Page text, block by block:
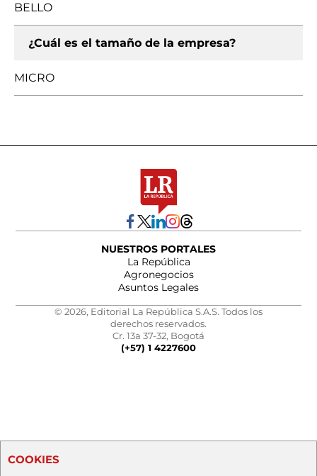
BELLO
¿Cuál es el tamaño de la empresa?
MICRO
NUESTROS PORTALES
La República
Agronegocios
Asuntos Legales
© 2026, Editorial La República S.A.S. Todos los
derechos reservados.
Cr. 13a 37-32, Bogotá
(+57) 1 4227600
COOKIES